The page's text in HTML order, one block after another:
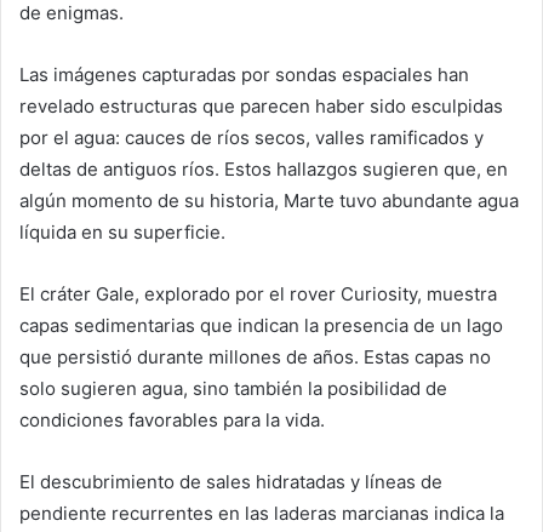
de enigmas.
Las imágenes capturadas por sondas espaciales han
revelado estructuras que parecen haber sido esculpidas
por el agua: cauces de ríos secos, valles ramificados y
deltas de antiguos ríos. Estos hallazgos sugieren que, en
algún momento de su historia, Marte tuvo abundante agua
líquida en su superficie.
El cráter Gale, explorado por el rover Curiosity, muestra
capas sedimentarias que indican la presencia de un lago
que persistió durante millones de años. Estas capas no
solo sugieren agua, sino también la posibilidad de
condiciones favorables para la vida.
El descubrimiento de sales hidratadas y líneas de
pendiente recurrentes en las laderas marcianas indica la